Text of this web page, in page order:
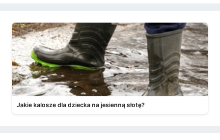
Jakie kalosze dla dziecka na jesienną słotę?